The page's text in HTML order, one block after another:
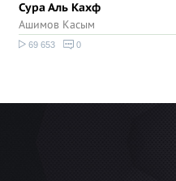
Сура Аль Кахф
Ашимов Касым
69 653 0